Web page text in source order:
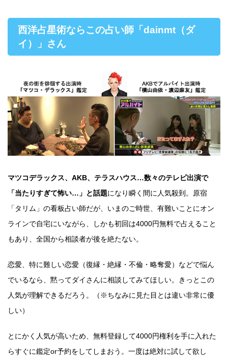
西洋占星術ならこの占い師「dainmt（ダ
イ）」さん
マツコデラックス、AKB、テラスハウス…数々のテレビ出演で
「当たりすぎて怖い…」と話題になり瞬く間に人気殺到。原宿
「タリム」の看板占い師だが、いまのご時世、有難いことにオン
ラインで自宅にいながら、しかも初回は4000円無料で占えること
もあり、全国から相談者が後を絶たない。
恋愛、特に難しい恋愛（復縁・絶縁・不倫・略奪愛）などで悩ん
でいるなら、黙ってダイさんに相談してみてほしい。きっとこの
人気が理解できるだろう。（※ちなみに見た目とは違い非常に優
しい）
とにかく人気が高いため、無料登録して4000円権利を手に入れた
らすぐに鑑定or予約をしてしまおう。一度は絶対に試して欲し